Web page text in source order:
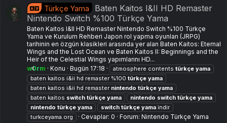
Türkçe Yama
Baten Kaitos I&II HD Remaster
Nintendo Switch %100 Türkçe Yama
Baten Kaitos I&II HD Remaster Nintendo Switch %100 Türkçe
Yama ve Kurulum Rehberi Japon rol yapma oyunları (JRPG)
tarihinin en özgün klasikleri arasında yer alan Baten Kaitos: Eternal
Wings and the Lost Ocean ve Baten Kaitos II: Beginnings and the
Heir of the Celestial Wings yapımlarını HD...
w0rm
Konu Bugün 17:18 atmosphere contents türkçe yama
baten kaitos i&ii hd remaster %100 türkçe yama
baten kaitos i&ii hd remaster nintendo türkçe yama
baten kaitos switch türkçe yama nintendo switch türkçe yama
nintendo türkçe yama switch türkçe yama indir
turkceyama.org
Cevaplar: 0 Forum: Nintendo Türkçe Yama